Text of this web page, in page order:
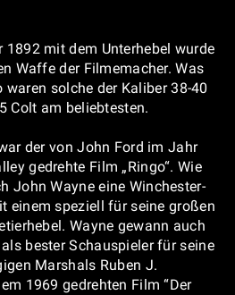
1892 mit dem Unterhebel wurde
Waffe der Filmemacher. Was
solche der Kaliber 38-40
Colt am beliebtesten.
der von John Ford im Jahr
gedrehte Film „Ringo“. Wie
John Wayne eine Winchester-
einem speziell für seine großen
Wayne gewann auch
bester Schauspieler für seine
Marshals Ruben J.
1969 gedrehten Film “Der